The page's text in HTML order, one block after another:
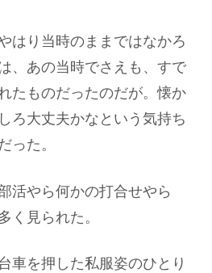
はり当時のままではなかろ
、あの当時でさえも、すで
たものだったのだが。懐か
ろ大丈夫かなという気持ち
った。
活やら何かの打合せやら
く見られた。
車を押した私服姿のひとり